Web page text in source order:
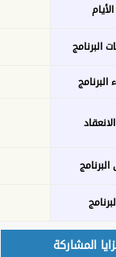
البرنامج
البرنامج
المشاركة